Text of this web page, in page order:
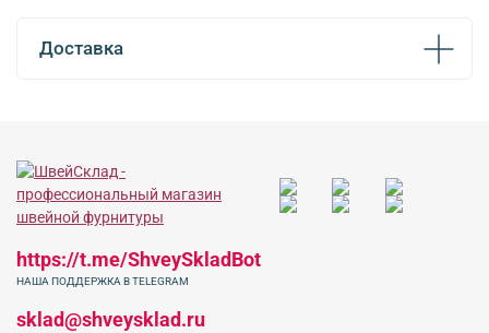
Доставка
https://t.me/ShveySkladBot
НАША ПОДДЕРЖКА В TELEGRAM
sklad@shveysklad.ru